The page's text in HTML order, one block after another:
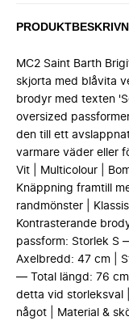
MC2 Saint Barth
skjorta med blåvita
brodyr med texten
oversized
den till ett
varmare väder eller
Vit | Multicolour |
Knäppning framtill
randmönster |
Kontrasterande
passform: Storlek S
Axelbredd: 47 cm |
— Total längd: 76 cm
detta vid storleksval
något | Material &